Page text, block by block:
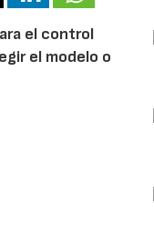
el control
el modelo o